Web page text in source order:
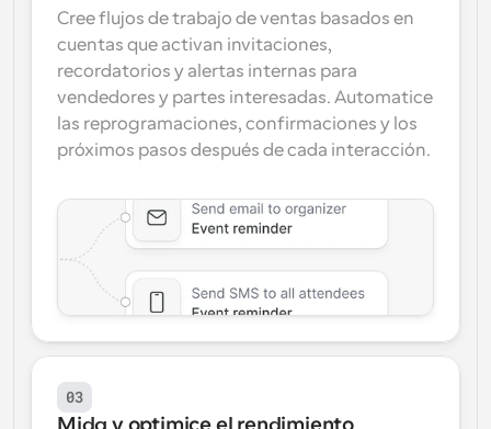
Cree flujos de trabajo de ventas basados en
cuentas que activan invitaciones,
recordatorios y alertas internas para
vendedores y partes interesadas. Automatice
las reprogramaciones, confirmaciones y los
próximos pasos después de cada interacción.
03
Mida y optimice el rendimiento